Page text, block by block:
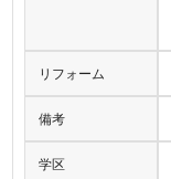
リフォーム
備考
学区